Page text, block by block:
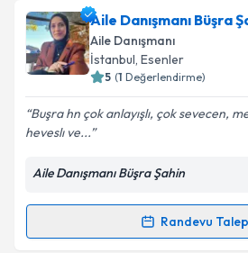
Takvim Talebini
Aile Danışmanı Aynur Baykuş
talebi oluşturun. Size bu
için bir takvim hazırlandığında e-
bilgilendireceğiz.
E-posta Adresiniz
'ni okudum ve kişisel
kapsamda işlenmesini kabul
Aile Danışmanı Büşra
Aile Danışmanı
İstanbul, Esenler
5 (1 Değerlendirme)
Buşra hn çok anlayışlı, çok sevecen,
heveslı ve...
Aile Danışmanı Büşra Şahin
Randevu
Randevu Takvimi Talebi